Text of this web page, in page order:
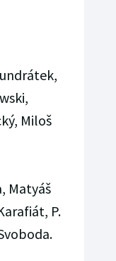
Miloš
Matyáš
P.